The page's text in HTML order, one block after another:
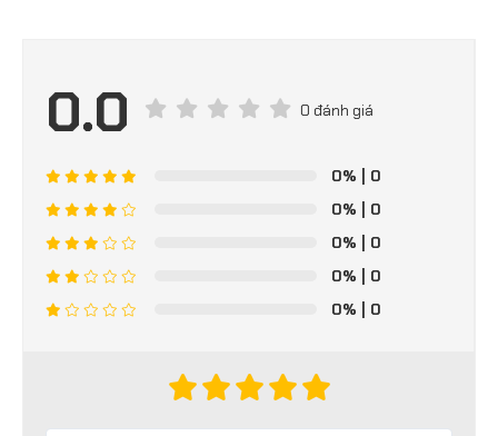
0.0 0 đánh giá
0% | 0
0% | 0
0% | 0
0% | 0
0% | 0